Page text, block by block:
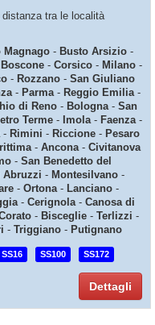
distanza tra le località
Magnago - Busto Arsizio -
- Corsico - Milano -
- Rozzano - San Giuliano
- Parma- Reggio Emilia-
di Reno - Bologna- San
Terme - Imola- Faenza-
- Rimini - Riccione - Pesaro
- Ancona- Civitanova
- San Benedetto del
Abruzzi - Montesilvano -
- Ortona- Lanciano -
- Cerignola- Canosa di
- Bisceglie - Terlizzi -
- Triggiano - Putignano
SS16 SS100 SS172
Dettagli